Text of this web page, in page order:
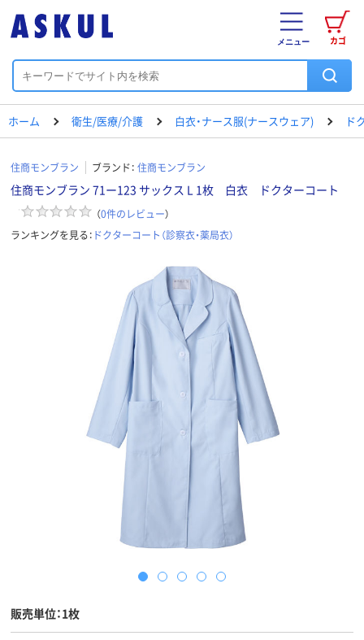
カゴ
メニュー
ホーム 衛生/医療/介護 白衣・ナース服(ナースウェア) ド
住商モンブラン ブランド： 住商モンブラン
住商モンブラン 71ー123 サックス L 1枚 白衣 ドクターコート
（0件のレビュー）
ランキングを見る： ドクターコート（診察衣・薬局衣）
販売単位：1枚